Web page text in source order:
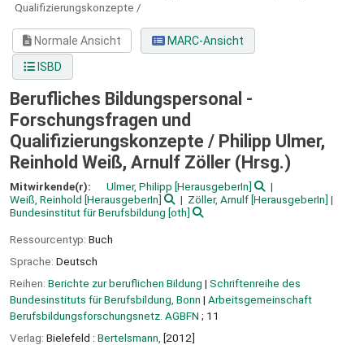
Qualifizierungskonzepte /
Normale Ansicht
MARC-Ansicht
ISBD
Berufliches Bildungspersonal -
Forschungsfragen und
Qualifizierungskonzepte / Philipp Ulmer,
Reinhold Weiß, Arnulf Zöller (Hrsg.)
Mitwirkende(r): Ulmer, Philipp [HerausgeberIn]
Weiß, Reinhold [HerausgeberIn] Zöller, Arnulf[HerausgeberIn]
Bundesinstitut für Berufsbildung [oth]
Ressourcentyp: Buch
Sprache: Deutsch
Reihen: Berichte zur beruflichen Bildung | Schriftenreihe des
Bundesinstituts für Berufsbildung, Bonn | Arbeitsgemeinschaft
Berufsbildungsforschungsnetz. AGBFN ; 11
Verlag: Bielefeld : Bertelsmann, [2012]